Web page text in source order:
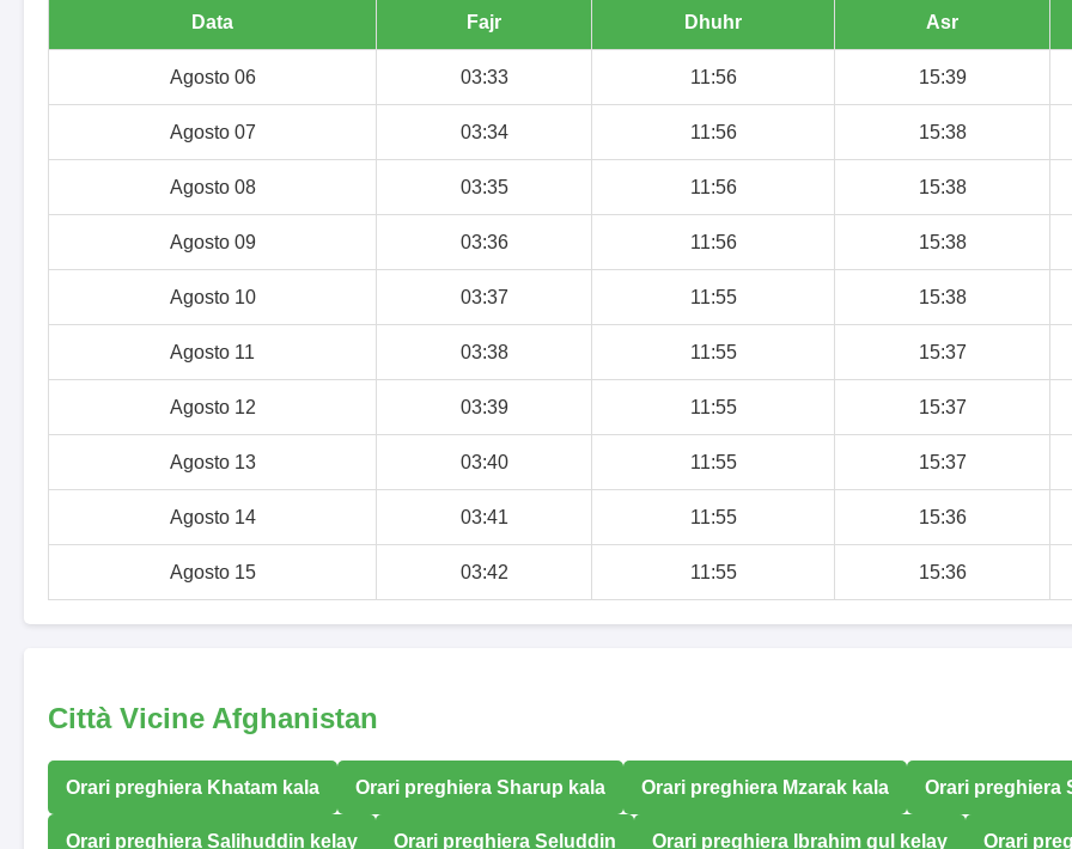
Data Fajr Dhuhr Asr
Agosto 06 03:33 11:56 15:39
Agosto 07 03:34 11:56 15:38
Agosto 08 03:35 11:56 15:38
Agosto 09 03:36 11:56 15:38
Agosto 10 03:37 11:55 15:38
Agosto 11 03:38 11:55 15:37
Agosto 12 03:39 11:55 15:37
Agosto 13 03:40 11:55 15:37
Agosto 14 03:41 11:55 15:36
Agosto 15 03:42 11:55 15:36
Città Vicine Afghanistan
Orari preghiera Khatam kala Orari preghiera Sharup kala Orari preghiera Mzarak kala Orari preghiera
Orari preghiera Salihuddin kelay Orari preghiera Seluddin Orari preghiera Ibrahim gul kelay Orari